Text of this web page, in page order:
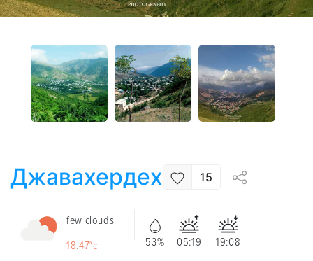
Джавахердех 15
few clouds
18.47°c
53% 05:19
19:08